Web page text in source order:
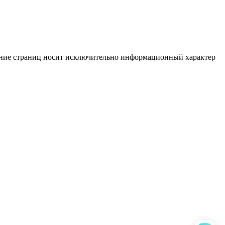
страниц носит исключительно информационный характер